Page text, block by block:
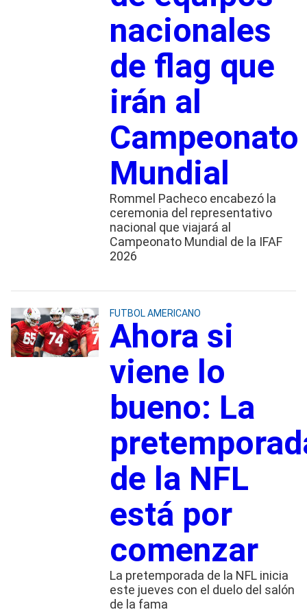
nacionales
de flag que
irán al
Campeonato
Mundial
Rommel Pacheco encabezó la
ceremonia del representativo
nacional que viajará al
Campeonato Mundial de la IFAF
2026
FUTBOL AMERICANO
Ahora si
viene lo
bueno: La
de la NFL
está por
comenzar
La pretemporada de la NFL inicia
este jueves con el duelo del salón
de la fama